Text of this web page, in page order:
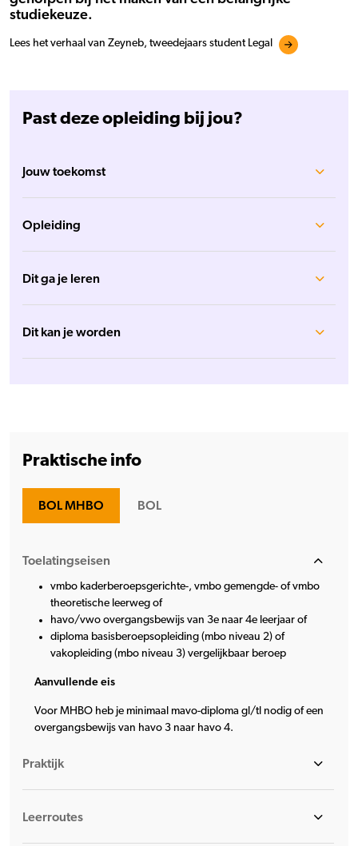
studiekeuze.
Lees het verhaal van Zeyneb, tweedejaars student Legal
Past deze opleiding bij jou?
Jouw toekomst
Opleiding
Dit ga je leren
Dit kan je worden
Praktische info
BOL MHBO BOL
Toelatingseisen
vmbo kaderberoepsgerichte-, vmbo gemengde- of vmbo
theoretische leerweg of
havo/vwo overgangsbewijs van 3e naar 4e leerjaar of
diploma basisberoepsopleiding (mbo niveau 2) of
vakopleiding (mbo niveau 3) vergelijkbaar beroep
Aanvullende eis
Voor MHBO heb je minimaal mavo-diploma gl/tl nodig of een
overgangsbewijs van havo 3 naar havo 4.
Praktijk
Leerroutes